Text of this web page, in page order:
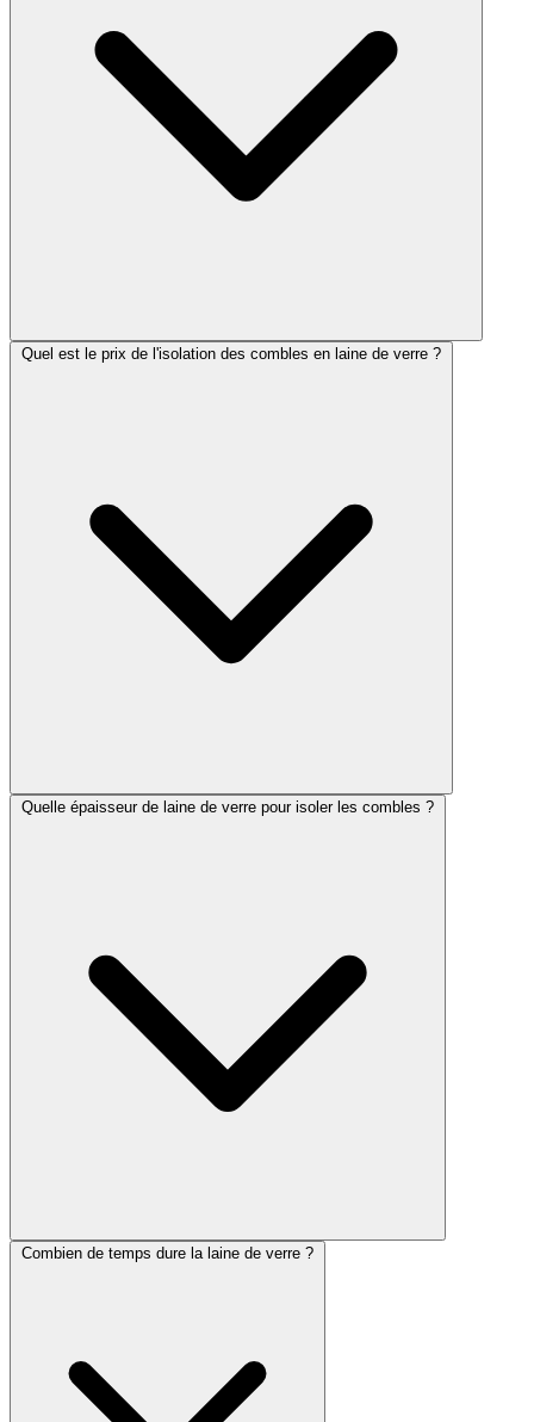
Quel est le prix de l'isolation des combles en laine de verre ?
Quelle épaisseur de laine de verre pour isoler les combles ?
Combien de temps dure la laine de verre ?